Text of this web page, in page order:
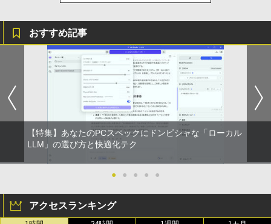
おすすめ記事
【特集】あなたのPCスペックにドンピシャな「ローカル
LLM」の選び方と快適化テク
● ● ● ● ●
アクセスランキング